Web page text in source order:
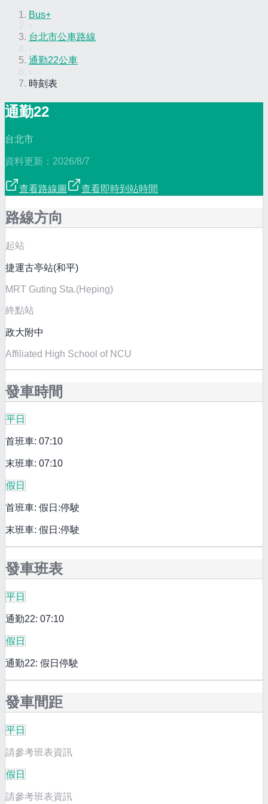
Bus+
台北市公車路線
通勤22公車
時刻表
通勤22
台北市
資料更新： 2026/8/7
查看路線圖 查看即時到站時間
路線方向
起站
捷運古亭站(和平)
MRT Guting Sta.(Heping)
終點站
政大附中
Affiliated High School of NCU
發車時間
平日
首班車: 07:10
末班車: 07:10
假日
首班車: 假日:停駛
末班車: 假日:停駛
發車班表
平日
通勤22: 07:10
假日
通勤22: 假日停駛
發車間距
平日
請參考班表資訊
假日
請參考班表資訊